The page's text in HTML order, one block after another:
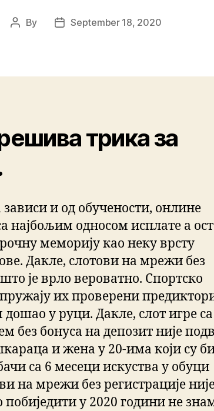
By September 18, 2020
трика за
и од обучености, онлине
најбољим односом исплате а
меморију као неку врсту
Дакле, слотови на мрежи без
је врло вероватно. Спортско
их проверени
у руци. Дакле, слот игре са
без бонуса на депозит није
и жена у 20-има који су
са 6 месеци искуства у обуци
на мрежи без регистрације
побиједити у 2020 години не